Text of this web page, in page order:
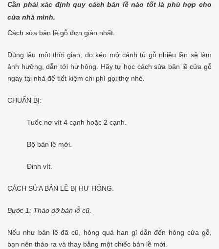
Cần phải xác định quy cách bản lề nào tốt là phù hợp cho
cửa nhà mình.
Cách sửa bản lề gỗ đơn giản nhất:
Dùng lâu một thời gian, do kéo mở cánh tủ gỗ nhiều lần sẽ làm
ảnh hưởng, dẫn tới hư hỏng. Hãy tự học cách sửa bản lề cửa gỗ
ngay tại nhà để tiết kiệm chi phí gọi thợ nhé.
CHUẨN BỊ:
Tuốc nơ vít 4 cạnh hoặc 2 cạnh.
Bộ bản lề mới.
Đinh vít.
CÁCH SỬA BẢN LỀ BỊ HƯ HỎNG.
Bước 1: Tháo dỡ bản lễ cũ.
Nếu như bản lề đã cũ, hỏng quá han gỉ dẫn đến hỏng cửa gỗ,
bạn nên tháo ra và thay bằng một chiếc bản lề mới.